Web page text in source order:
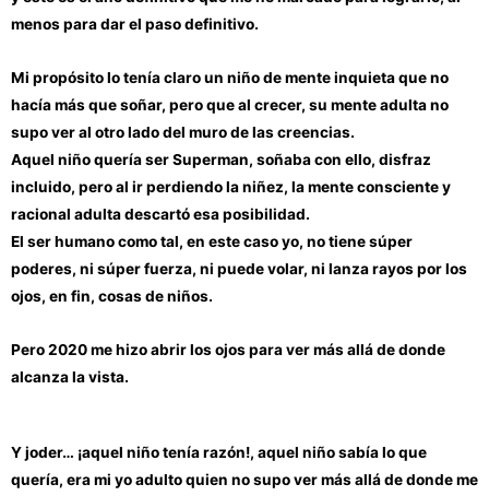
menos para dar el paso definitivo.
Mi propósito lo tenía claro un niño de mente inquieta que no
hacía más que soñar, pero que al crecer, su mente adulta no
supo ver al otro lado del muro de las creencias.
Aquel niño quería ser Superman, soñaba con ello, disfraz
incluido, pero al ir perdiendo la niñez, la mente consciente y
racional adulta descartó esa posibilidad.
El ser humano como tal, en este caso yo, no tiene súper
poderes, ni súper fuerza, ni puede volar, ni lanza rayos por los
ojos, en fin, cosas de niños.
Pero 2020 me hizo abrir los ojos para ver más allá de donde
alcanza la vista.
Y joder… ¡aquel niño tenía razón!, aquel niño sabía lo que
quería, era mi yo adulto quien no supo ver más allá de donde me